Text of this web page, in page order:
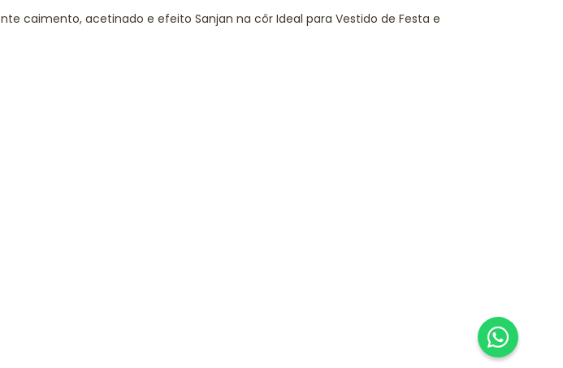
caimento, acetinado e efeito Sanjan na côr Ideal para Vestido de Festa e